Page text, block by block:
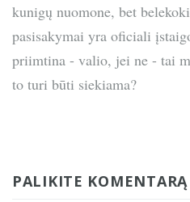
kunigų nuomone, bet
pasisakymai yra oficiali
priimtina - valio, jei ne - tai
to turi būti siekiama?
PALIKITE KOMENTARĄ